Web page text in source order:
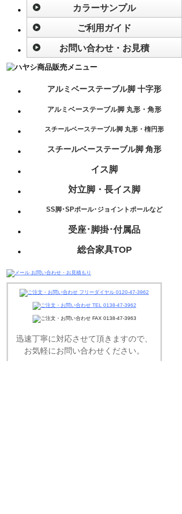
カラーサンプル
ご利用ガイド
お問い合わせ・お見積
アルミベーステーブル脚 十字形
アルミベーステーブル脚 丸形・角形
スチールベーステーブル脚 丸形・楕円形
スチールベーステーブル脚 角形
イス脚
対立脚・長イス脚
SS脚･SPポール･ジョイントポールなど
受座･脚掛･付属品
総合家具TOP
迅速丁寧に対応させて頂きますので、
お気軽にお問い合わせください。